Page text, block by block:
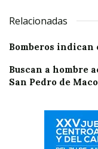
Relacionadas
Bomberos indican
Buscan a hombre
San Pedro de